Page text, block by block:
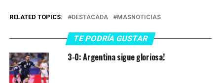
RELATED TOPICS: DESTACADA MASNOTICIAS
TE PODRÍA GUSTAR
3-0: Argentina sigue gloriosa!